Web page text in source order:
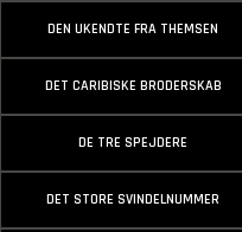
DEN UKENDTE FRA THEMSEN
DET CARIBISKE BRODERSKAB
DE TRE SPEJDERE
DET STORE SVINDELNUMMER